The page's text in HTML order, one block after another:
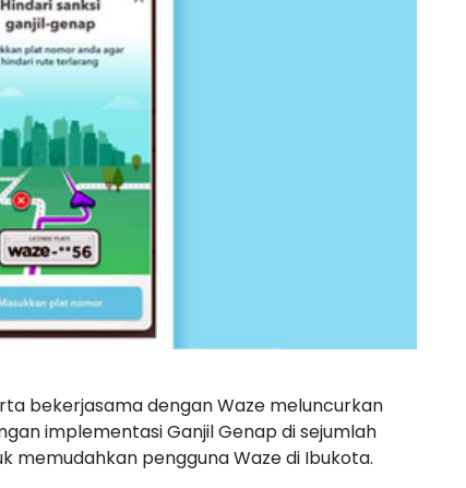
bekerjasama dengan Waze meluncurkan
implementasi Ganjil Genap di sejumlah
memudahkan pengguna Waze di Ibukota.